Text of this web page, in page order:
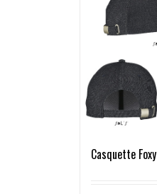
Casquette Foxy